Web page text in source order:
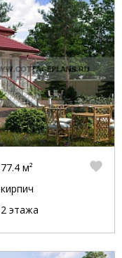
77.4 м²
кирпич
2 этажа